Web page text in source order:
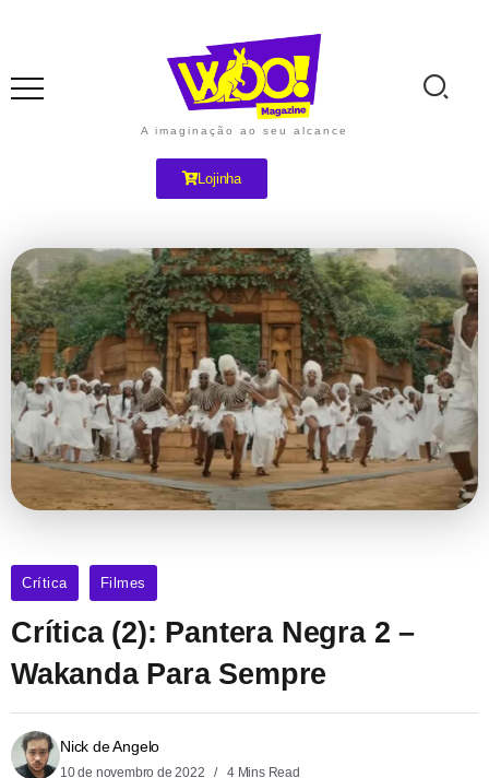
A imaginação ao seu alcance
Lojinha
Crítica Filmes
Crítica (2): Pantera Negra 2 –
Wakanda Para Sempre
Nick de Angelo
10 de novembro de 2022 4 Mins Read